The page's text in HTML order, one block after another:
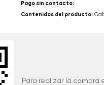
Pago sin contacto:
Contenidos del producto:
Para realizar la compra